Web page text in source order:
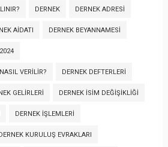
DERNEK DERNEK ADRESI
AIDATI DERNEK BEYANNAMESI
VERILIR? DERNEK DEFTERLERI
GELIRLERI DERNEK İSIM DEĞIŞIKLIĞI
DERNEK İŞLEMLERI
KURULUŞ EVRAKLARI